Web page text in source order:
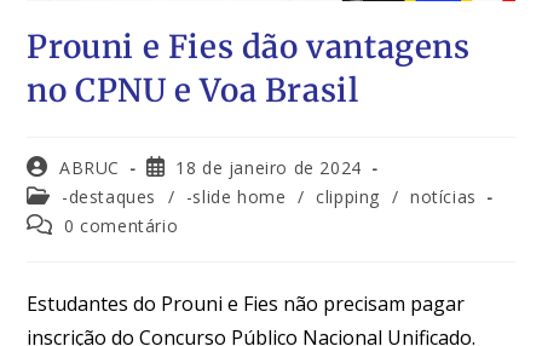
Prouni e Fies dão vantagens
no CPNU e Voa Brasil
ABRUC
18 de janeiro de 2024
-destaques
/ -slide home / clipping / notícias
0 comentário
Estudantes do Prouni e Fies não precisam pagar
inscrição do Concurso Público Nacional Unificado.